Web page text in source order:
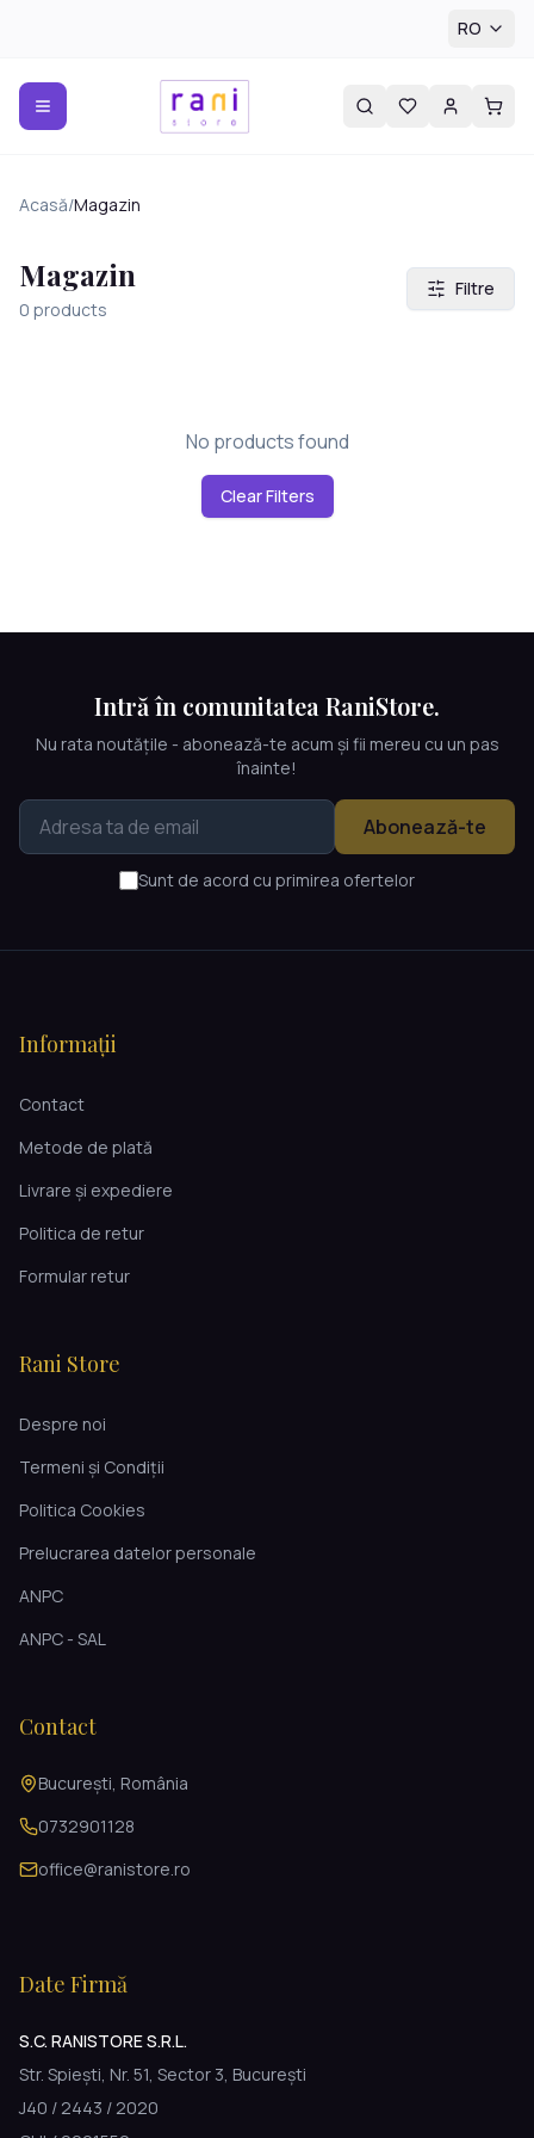
RO
Acasă/Magazin
Magazin
0 products
Filtre
No products found
Clear Filters
Intră în comunitatea RaniStore.
Nu rata noutățile - abonează-te acum și fii mereu cu un pas
înainte!
Abonează-te
Sunt de acord cu primirea ofertelor
Informații
Contact
Metode de plată
Livrare și expediere
Politica de retur
Formular retur
Rani Store
Despre noi
Termeni și Condiții
Politica Cookies
Prelucrarea datelor personale
ANPC
ANPC - SAL
Contact
București, România
0732901128
office@ranistore.ro
Date Firmă
S.C. RANISTORE S.R.L.
Str. Spiești, Nr. 51, Sector 3, București
J40 / 2443 / 2020